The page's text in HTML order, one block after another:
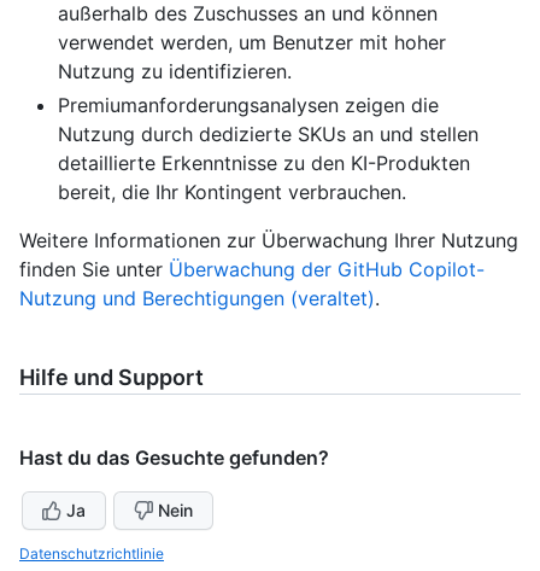
außerhalb des Zuschusses an und können
verwendet werden, um Benutzer mit hoher
Nutzung zu identifizieren.
Premiumanforderungsanalysen zeigen die
Nutzung durch dedizierte SKUs an und stellen
detaillierte Erkenntnisse zu den KI-Produkten
bereit, die Ihr Kontingent verbrauchen.
Weitere Informationen zur Überwachung Ihrer Nutzung
finden Sie unter Überwachung der GitHub Copilot-
Nutzung und Berechtigungen (veraltet).
Hilfe und Support
Hast du das Gesuchte gefunden?
Ja Nein
Datenschutzrichtlinie